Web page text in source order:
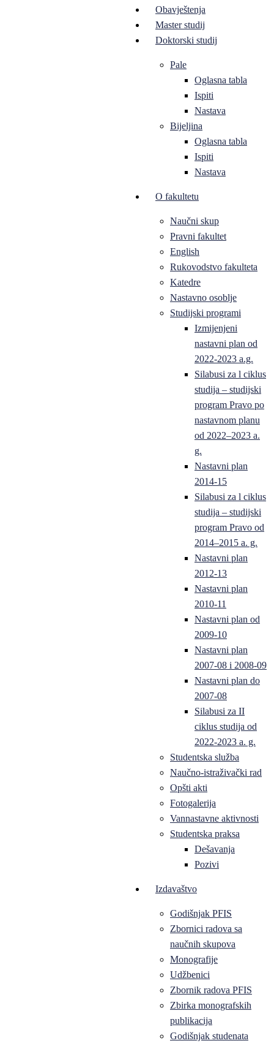
Obavještenja
Master studij
Doktorski studij
Pale
Oglasna tabla
Ispiti
Nastava
Bijeljina
Oglasna tabla
Ispiti
Nastava
O fakultetu
Naučni skup
Pravni fakultet
English
Rukovodstvo fakulteta
Katedre
Nastavno osoblje
Studijski programi
Izmijenjeni
nastavni plan od
2022-2023 a.g.
Silabusi za l ciklus
studija – studijski
program Pravo po
nastavnom planu
od 2022–2023 a.
g.
Nastavni plan
2014-15
Silabusi za l ciklus
studija – studijski
program Pravo od
2014–2015 a. g.
Nastavni plan
2012-13
Nastavni plan
2010-11
Nastavni plan od
2009-10
Nastavni plan
2007-08 i 2008-09
Nastavni plan do
2007-08
Silabusi za II
ciklus studija od
2022-2023 a. g.
Studentska služba
Naučno-istraživački rad
Opšti akti
Fotogalerija
Vannastavne aktivnosti
Studentska praksa
Dešavanja
Pozivi
Izdavaštvo
Godišnjak PFIS
Zbornici radova sa
naučnih skupova
Monografije
Udžbenici
Zbornik radova PFIS
Zbirka monografskih
publikacija
Godišnjak studenata